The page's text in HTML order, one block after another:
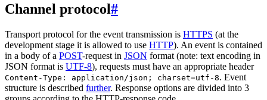
Channel protocol#
Transport protocol for the event transmission is HTTPS (at the
development stage it is allowed to use HTTP). An event is contained
in a body of a POST-request in JSON format (note: text encoding in
JSON format is UTF-8), requests must have an appropriate header
Content-Type: application/json; charset=utf-8. Event
structure is described further. Response options are divided into 3